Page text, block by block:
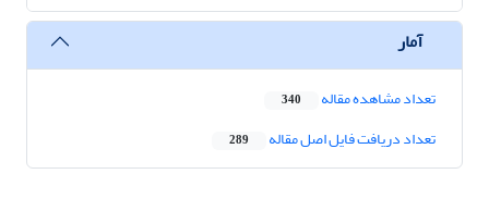
آمار
تعداد مشاهده مقاله 340
تعداد دریافت فایل اصل مقاله 289